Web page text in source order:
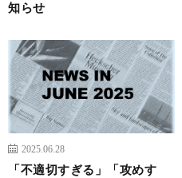
知らせ
2025.06.28
「不適切すぎる」「攻めす